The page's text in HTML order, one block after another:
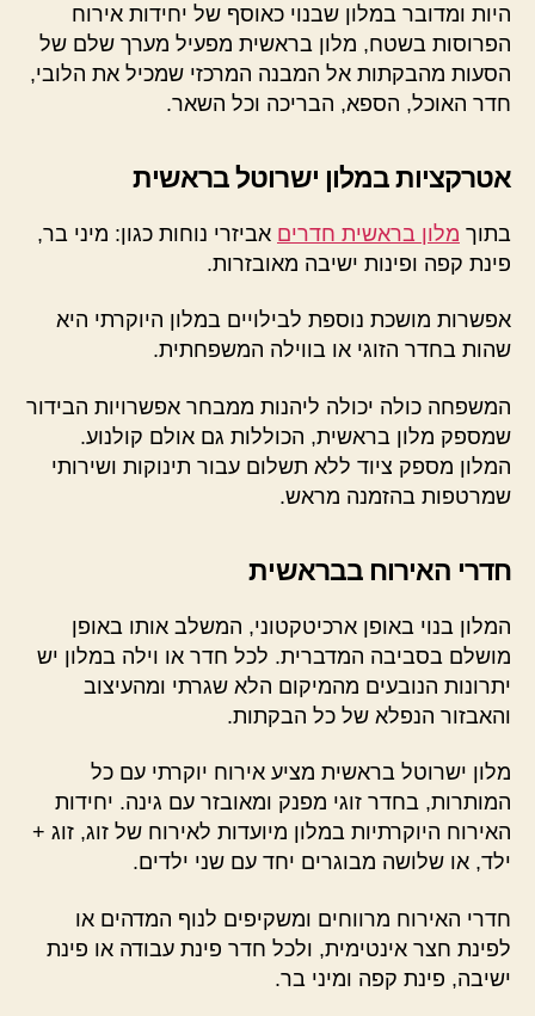
היות ומדובר במלון שבנוי כאוסף של יחידות אירוח
הפרוסות בשטח, מלון בראשית מפעיל מערך שלם של
הסעות מהבקתות אל המבנה המרכזי שמכיל את הלובי,
חדר האוכל, הספא, הבריכה וכל השאר.
אטרקציות במלון ישרוטל בראשית
בתוך מלון בראשית חדרים אביזרי נוחות כגון: מיני בר,
פינת קפה ופינות ישיבה מאובזרות.
אפשרות מושכת נוספת לבילויים במלון היוקרתי היא
שהות בחדר הזוגי או בווילה המשפחתית.
המשפחה כולה יכולה ליהנות ממבחר אפשרויות הבידור
שמספק מלון בראשית, הכוללות גם אולם קולנוע.
המלון מספק ציוד ללא תשלום עבור תינוקות ושירותי
שמרטפות בהזמנה מראש.
חדרי האירוח בבראשית
המלון בנוי באופן ארכיטקטוני, המשלב אותו באופן
מושלם בסביבה המדברית. לכל חדר או וילה במלון יש
יתרונות הנובעים מהמיקום הלא שגרתי ומהעיצוב
והאבזור הנפלא של כל הבקתות.
מלון ישרוטל בראשית מציע אירוח יוקרתי עם כל
המותרות, בחדר זוגי מפנק ומאובזר עם גינה. יחידות
האירוח היוקרתיות במלון מיועדות לאירוח של זוג, זוג +
ילד, או שלושה מבוגרים יחד עם שני ילדים.
חדרי האירוח מרווחים ומשקיפים לנוף המדהים או
לפינת חצר אינטימית, ולכל חדר פינת עבודה או פינת
ישיבה, פינת קפה ומיני בר.